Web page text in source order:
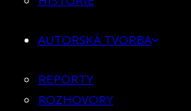
KLUBOVNA NA YOUTUBE
SUPPORTUJEME
PROPOJOVÁNÍ SCÉN
AUTORSKÁ TVORBA
REPORTY
ROZHOVORY